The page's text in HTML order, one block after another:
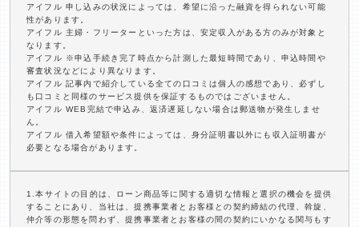
アイフル 申し込みの状況によっては、希望に沿った融資を得られない可能
性があります。
アイフル 主婦・フリーターといった方は、安定収入がある方のみが対象と
なります。
アイフル ※申込手続き完了時点から計測した最短時間であり、申込時間や
審査状況などにより異なります。
アイフル 記事内で紹介している全ての口コミは個人の感想であり、必ずし
も口コミと同様のサービス提供を保証するものではございません。
アイフル WEB完結で申込み、返済遅延しない場合は郵送物が発生しませ
ん。
アイフル 借入希望額や条件によっては、身分証明書以外にも収入証明書が
必要となる場合があります。
1.本サイトの目的は、ローン商品等に関する適切な情報と選択の機会を提供
することにあり、当社は、提携事業者とお客様との契約締結の代理、斡旋、
仲介等の形態を問わず、提携事業者とお客様の間の契約にいかなる関与もす